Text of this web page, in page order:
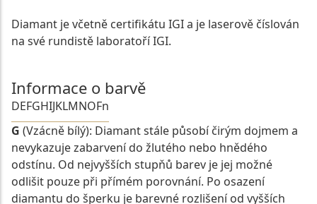
Diamant je včetně certifikátu IGI a je laserově číslován
na své rundistě laboratoří IGI.
Informace o barvě
DEFGHIJKLMNOFn
G (Vzácně bílý): Diamant stále působí čirým dojmem a
nevykazuje zabarvení do žlutého nebo hnědého
odstínu. Od nejvyšších stupňů barev je jej možné
odlišit pouze při přímém porovnání. Po osazení
diamantu do šperku je barevné rozlišení od vyšších